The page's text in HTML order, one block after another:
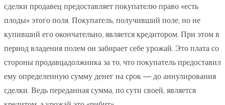
сделки продавец предоставляет покупателю право «есть
плоды» этого поля. Покупатель, получивший поле, но не
купивший его окончательно, является кредитором. При этом в
период владения полем он забирает себе урожай. Это плата со
стороны продавцадолжника за то, что покупатель предоставил
ему определенную сумму денег на срок — до аннулирования
сделки. Ведь переданная сумма, по сути своей, является